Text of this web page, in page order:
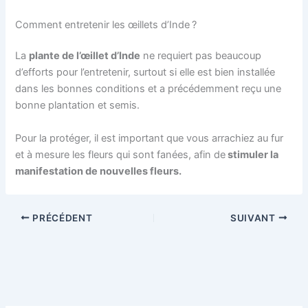
Comment entretenir les œillets d’Inde ?
La plante de l’œillet d’Inde ne requiert pas beaucoup
d’efforts pour l’entretenir, surtout si elle est bien installée
dans les bonnes conditions et a précédemment reçu une
bonne plantation et semis.
Pour la protéger, il est important que vous arrachiez au fur
et à mesure les fleurs qui sont fanées, afin destimuler la
manifestation de nouvelles fleurs.
PRÉCÉDENT SUIVANT